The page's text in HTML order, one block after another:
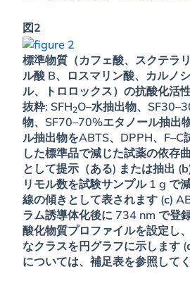
図2
標準物質（カフェ酸、スクテラ
ル酸 B、ロスマリン酸、カルノ
ル、トロロックス）の抗酸化活
抜粋: SFH2O–水抽出物、
物、SF70–70%エタノール抽出
ル抽出物をABTS、DPPH、F–C
した標準品で減じた試薬の依存
として提示（ある) または抽出 (b
リモル数を試験サンプル 1 g で
線の傾きとして表されます (c)
ラム誘導体化後に 734 nm で登
酸化物質プロファイルを設定し
なクラスを円グラフに示します (
については、補足表を参照して